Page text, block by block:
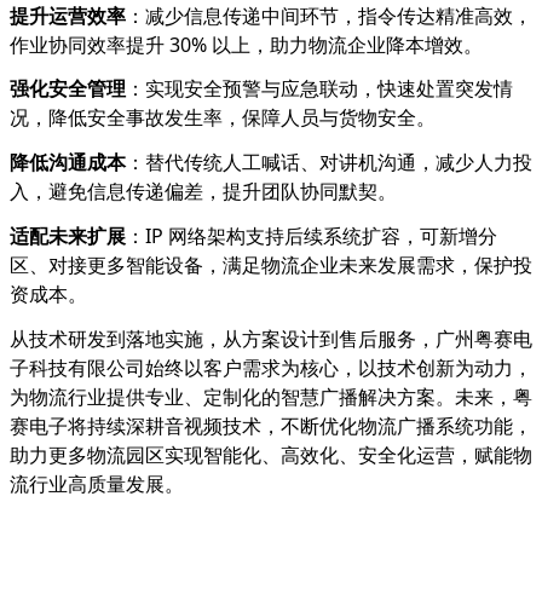
提升运营效率 ：减少信息传递中间环节，指令传达精准高效，
作业协同效率提升 30% 以上，助力物流企业降本增效。
强化安全管理 ：实现安全预警与应急联动，快速处置突发情
况，降低安全事故发生率，保障人员与货物安全。
降低沟通成本：替代传统人工喊话、对讲机沟通，减少人力投
入，避免信息传递偏差，提升团队协同默契。
适配未来扩展 ：IP 网络架构支持后续系统扩容，可新增分
区、对接更多智能设备，满足物流企业未来发展需求，保护投
资成本。
从技术研发到落地实施，从方案设计到售后服务，广州粤赛电
子科技有限公司始终以客户需求为核心，以技术创新为动力，
为物流行业提供专业、定制化的智慧广播解决方案。未来，粤
赛电子将持续深耕音视频技术，不断优化物流广播系统功能，
助力更多物流园区实现智能化、高效化、安全化运营，赋能物
流行业高质量发展。